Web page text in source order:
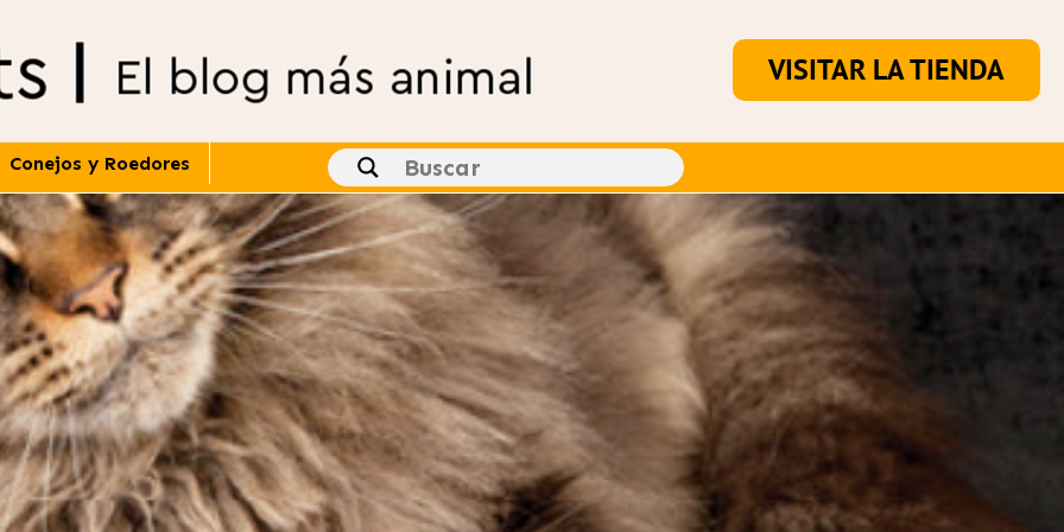
VISITAR LA TIENDA
Conejos y Roedores